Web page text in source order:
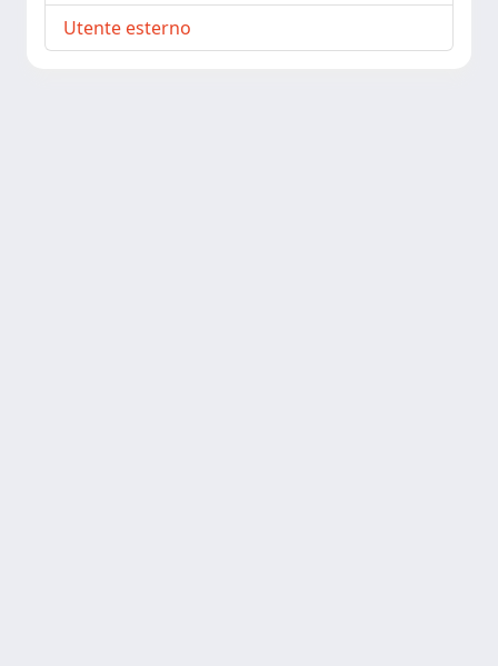
Utente esterno